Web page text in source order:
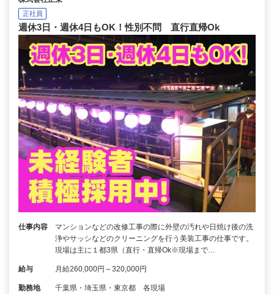
正社員
週休3日・週休4日もOK！性別不問 直行直帰Ok
仕事内容
マンションなどの改修工事の際に外壁の汚れや日焼け後の洗
浄やサッシなどのクリーニングを行う美装工事の仕事です。
現場は主に１都3県（直行・直帰Ok※現場まで…
給与 月給260,000円～320,000円
勤務地 千葉県・埼玉県・東京都 各現場